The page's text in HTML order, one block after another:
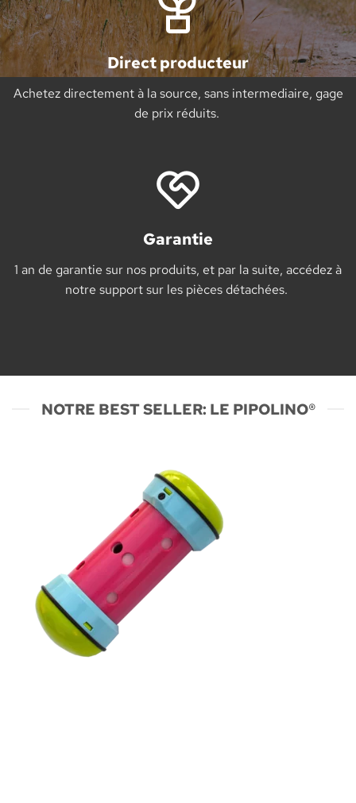
Direct producteur
Achetez directement à la source, sans intermediaire, gage
de prix réduits.
Garantie
1 an de garantie sur nos produits, et par la suite, accédez à
notre support sur les pièces détachées.
NOTRE BEST SELLER: LE PIPOLINO®